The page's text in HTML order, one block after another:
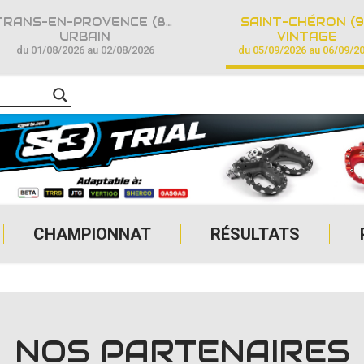
CHAMPIONNAT RÉSULTATS
TRANS-EN-PROVENCE (83)
URBAIN
du 01/08/2026 au 02/08/2026
SAINT-CHÉRON
VINTAGE
du 05/09/2026 au 06/09/
NOS PARTENAIRES